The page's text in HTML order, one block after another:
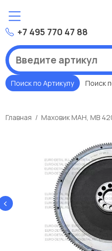
+7 495 770 47 88
Поиск по Артикулу Поиск
Главная Маховик МАН, МВ
‹